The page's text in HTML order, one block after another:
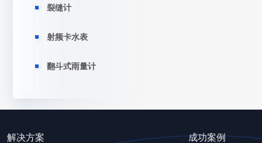
裂缝计
射频卡水表
翻斗式雨量计
解决方案 成功案例